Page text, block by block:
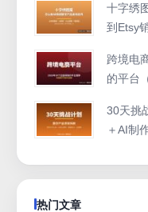
十字绣
到Etsy
跨境电
的平台
30天挑
＋AI制
热门文章